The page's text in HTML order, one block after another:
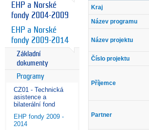
EHP a Norské
fondy 2004-2009
EHP a Norské
fondy 2009-2014
Základní
dokumenty
Programy
CZ01 - Technická
asistence a
bilaterální fond
EHP fondy 2009 -
2014
Kraj
Název programu
Název projektu
Číslo projektu
Příjemce
Partner